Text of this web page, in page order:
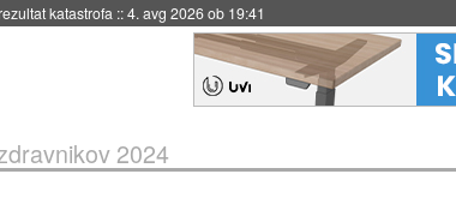
uporabo::4. avg 2026 ob 19:41
2024